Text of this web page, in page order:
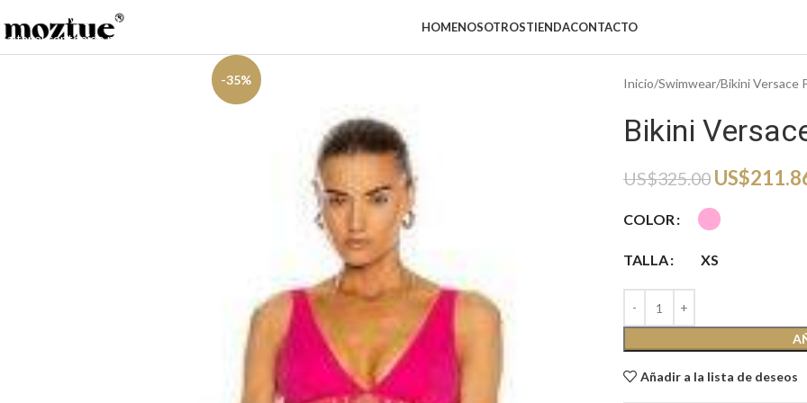
Saltar a la navegación
Saltar al contenido principal
HOMENOSOTROSTIENDACONTACTO
-35% Inicio Swimwear Bikini Versace
Bikini
US$325.00 US$
COLOR
TALLA XS
Añadir a la lista de deseos